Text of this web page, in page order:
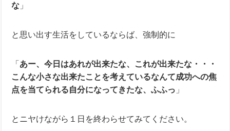
な」
と思い出す生活をしているならば、強制的に
「 あー、今日はあれが出来たな、これが出来たな・・・
こんな小さな出来たことを考えているなんて成功への焦
点を当てられる自分になってきたな、ふふっ 」
とニヤけながら１日を終わらせてみてください。